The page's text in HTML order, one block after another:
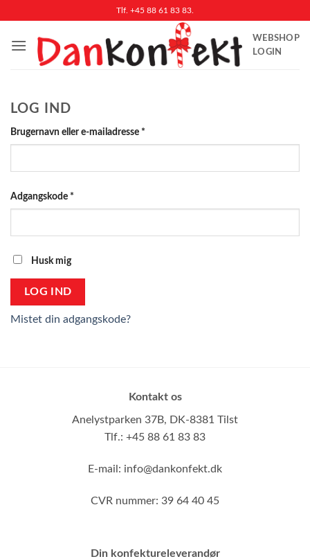
indhold
Tlf. +45 88 61 83 83.
WEBSHOP
LOGIN
LOG IND
Brugernavn eller e-mailadresse *
Adgangskode *
Husk mig
LOG IND
Mistet din adgangskode?
Kontakt os
Anelystparken 37B, DK-8381 Tilst
Tlf.: +45 88 61 83 83
E-mail: info@dankonfekt.dk
CVR nummer: 39 64 40 45
Din konfektureleverandør